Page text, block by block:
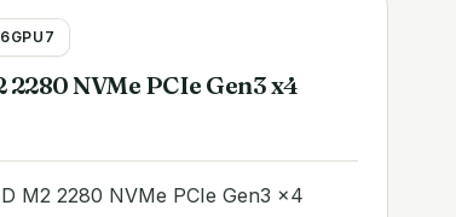
2280 NVMe PCIe Gen3 x4
M2 2280 NVMe PCIe Gen3 x4